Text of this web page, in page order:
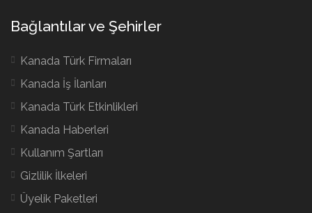
Bağlantılar ve Şehirler
Kanada Türk Firmaları
Kanada İş İlanları
Kanada Türk Etkinlikleri
Kanada Haberleri
Kullanım Şartları
Gizlilik İlkeleri
Üyelik Paketleri